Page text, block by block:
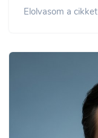
Elolvasom a cikket